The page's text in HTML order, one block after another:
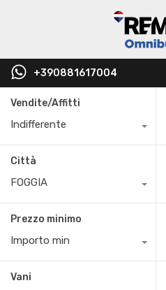
+390881617004
Vendite/Affitti
Indifferente
Città
FOGGIA
Prezzo minimo
Importo min
Vani